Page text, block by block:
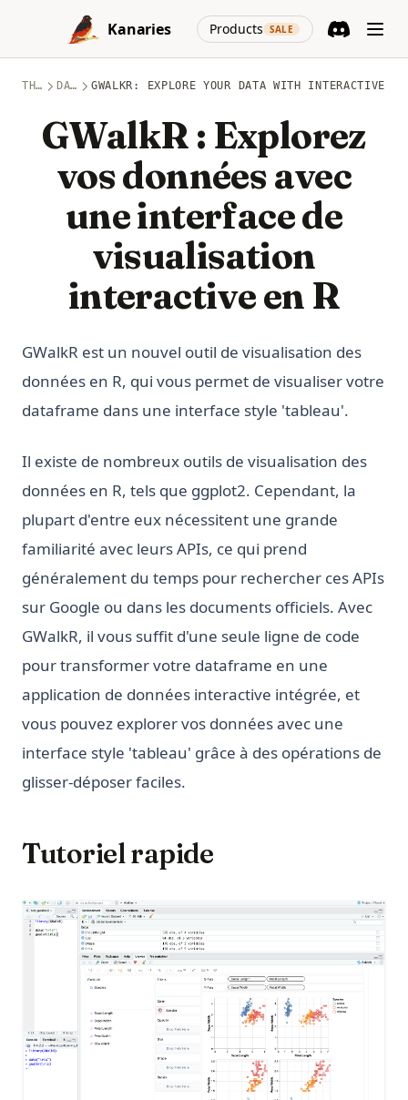
Skip to content
Kanaries
Products SALE
(opens in a
THÈMES DATA-SCIENCE GWALKR: EXPLORE YOUR DATA WITH INTERACTIVE
GWalkR : Explorez
vos données avec
une interface de
visualisation
interactive en R
GWalkR est un nouvel outil de visualisation des
données en R, qui vous permet de visualiser votre
dataframe dans une interface style 'tableau'.
Il existe de nombreux outils de visualisation des
données en R, tels que ggplot2. Cependant, la
plupart d'entre eux nécessitent une grande
familiarité avec leurs APIs, ce qui prend
généralement du temps pour rechercher ces APIs
sur Google ou dans les documents officiels. Avec
GWalkR, il vous suffit d'une seule ligne de code
pour transformer votre dataframe en une
application de données interactive intégrée, et
vous pouvez explorer vos données avec une
interface style 'tableau' grâce à des opérations de
glisser-déposer faciles.
Tutoriel rapide